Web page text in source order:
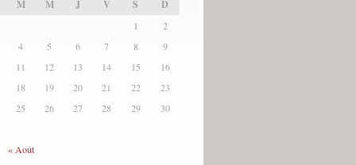
M M J V S D
« Août
1
2
4
5 6 7 8
9
11
12 13 14 15
16
18
19 20 21 22
23
25
26 27 28 29 30